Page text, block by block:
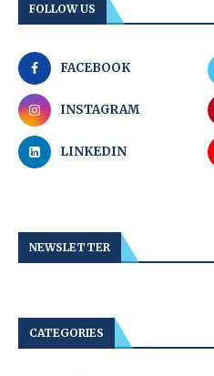
FOLLOW US
FACEBOOK
INSTAGRAM
LINKEDIN
NEWSLETTER
CATEGORIES